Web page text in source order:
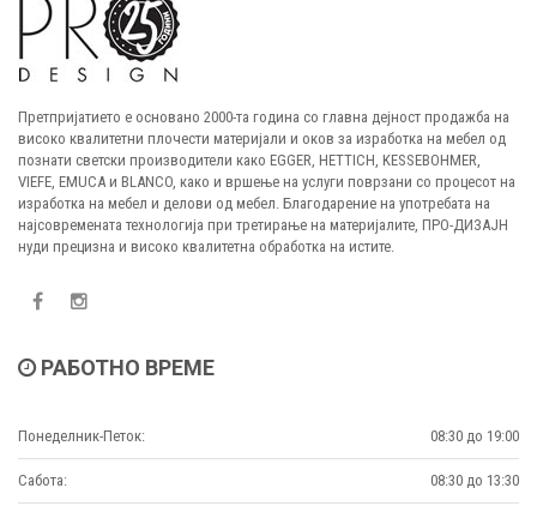
Претпријатието е основано 2000-та година со главна дејност продажба на
високо квалитетни плочести материјали и оков за изработка на мебел од
познати светски производители како EGGER, HETTICH, KESSEBOHMER,
VIEFE, EMUCA и BLANCO, како и вршење на услуги поврзани со процесот на
изработка на мебел и делови од мебел. Благодарение на употребата на
најсовремената технологија при третирање на материјалите, ПРО-ДИЗАЈН
нуди прецизна и високо квалитетна обработка на истите.
РАБОТНО ВРЕМЕ
Понеделник-Петок: 08:30 до 19:00
Сабота: 08:30 до 13:30